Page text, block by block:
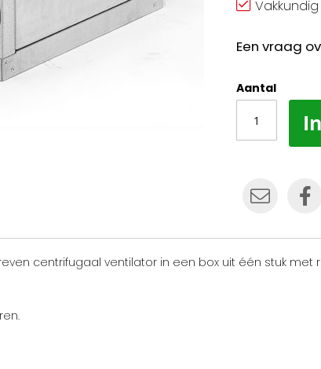
Een vraag
Aantal
centrifugaal ventilator in een box uit één stuk met